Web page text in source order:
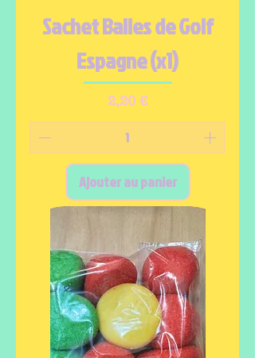
Sachet Balles de Golf
Espagne (x1)
Prix
2,20 €
Ajouter au panier